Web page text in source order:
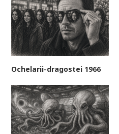
Ochelarii-dragostei 1966